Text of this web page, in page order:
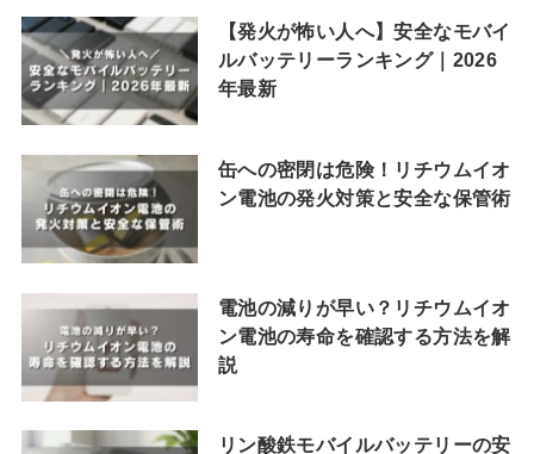
【発火が怖い人へ】安全なモバイ
ルバッテリーランキング｜2026
年最新
缶への密閉は危険！リチウムイオ
ン電池の発火対策と安全な保管術
電池の減りが早い？リチウムイオ
ン電池の寿命を確認する方法を解
説
リン酸鉄モバイルバッテリーの安